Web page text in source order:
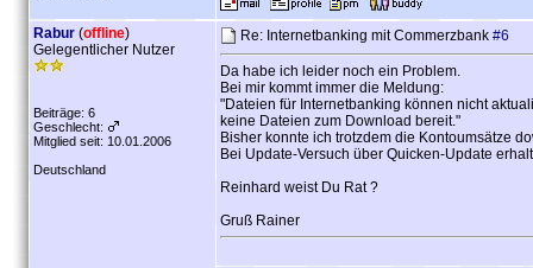
Rabur (offline)
Gelegentlicher Nutzer
Beiträge: 6
Geschlecht:
Mitglied seit: 10.01.2006
Deutschland
Re: Internetbanking mit Commerzbank #6
Da habe ich leider noch ein Problem.
Bei mir kommt immer die Meldung:
"Dateien für Internetbanking können nicht
keine Dateien zum Download bereit."
Bisher konnte ich trotzdem die Kontoumsätze
Bei Update-Versuch über Quicken-Update
Reinhard weist Du Rat ?
Gruß Rainer